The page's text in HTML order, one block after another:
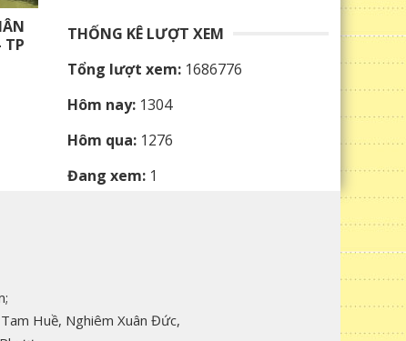
TP
THỐNG KÊ LƯỢT XEM
Tổng lượt xem: 1686776
Hôm nay: 1304
Hôm qua: 1276
Đang xem: 1
Huề, Nghiêm Xuân Đức,